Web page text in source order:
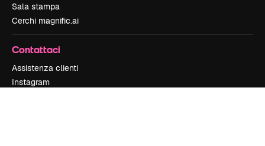
Sala stampa
Cerchi magnific.ai
Contattaci
Assistenza clienti
Instagram